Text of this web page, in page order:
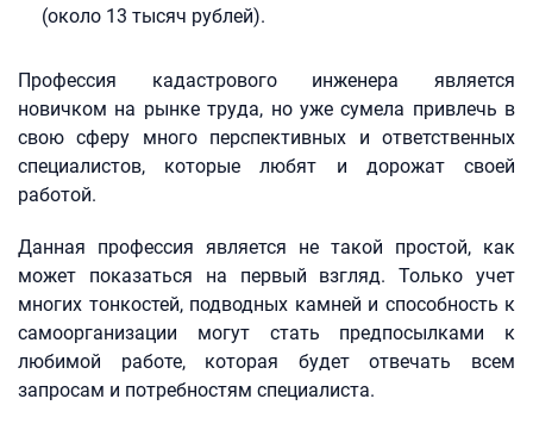
(около 13 тысяч рублей).
Профессия кадастрового инженера является
новичком на рынке труда, но уже сумела привлечь в
свою сферу много перспективных и ответственных
специалистов, которые любят и дорожат своей
работой.
Данная профессия является не такой простой, как
может показаться на первый взгляд. Только учет
многих тонкостей, подводных камней и способность к
самоорганизации могут стать предпосылками к
любимой работе, которая будет отвечать всем
запросам и потребностям специалиста.